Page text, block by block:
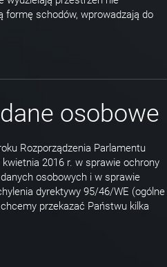
formę schodów, wprowadzają do
osobowe
Rozporządzenia Parlamentu
2016 r. w sprawie ochrony
osobowych i w sprawie
dyrektywy 95/46/WE (ogólne
przekazać Państwu kilka